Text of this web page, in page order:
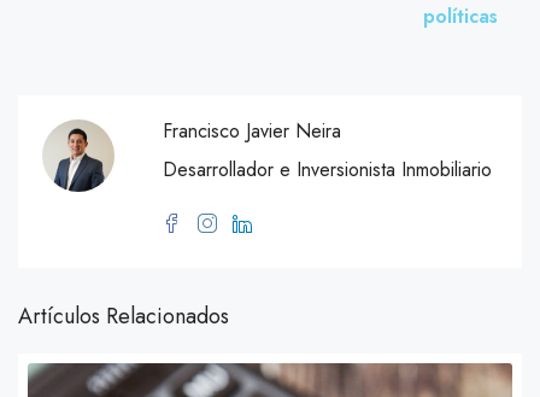
políticas
Francisco Javier Neira
Desarrollador e Inversionista Inmobiliario
Artículos Relacionados